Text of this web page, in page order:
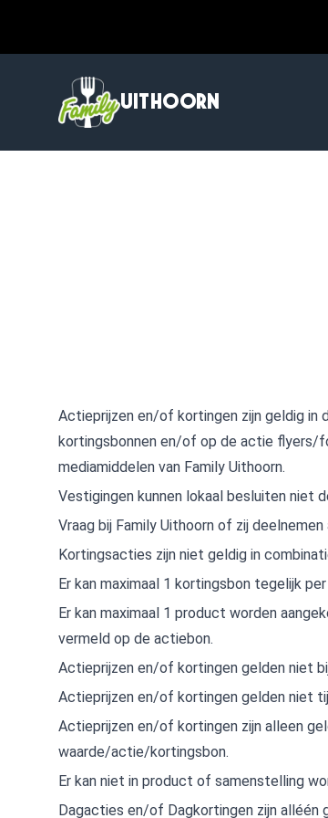
UITHOORN
Actieprijzen en/of kortingen zijn geldig in
kortingsbonnen en/of op de actie
mediamiddelen van Family Uithoorn.
Vestigingen kunnen lokaal besluiten niet
Vraag bij Family Uithoorn of zij
Kortingsacties zijn niet geldig in
Er kan maximaal 1 kortingsbon tegelijk
Er kan maximaal 1 product worden
vermeld op de actiebon.
Actieprijzen en/of kortingen gelden niet
Actieprijzen en/of kortingen gelden niet
Actieprijzen en/of kortingen zijn alleen
waarde/actie/kortingsbon.
Er kan niet in product of samenstelling
Dagacties en/of Dagkortingen zijn alléén